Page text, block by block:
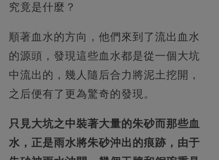
究竟是什麼？
順著血水的方向，他們來到了流出血水
的源頭，發現這些血水都是從一個大坑
中流出的，幾人隨后合力將泥土挖開，
之后便有了更為驚奇的發現。
只見大坑之中裝著大量的朱砂而那些血
水，正是雨水將朱砂沖出的痕跡，由于